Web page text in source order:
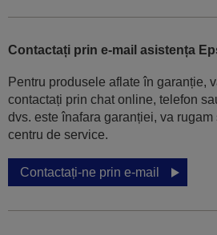
Contactați prin e-mail asistența
Pentru produsele aflate în garanție,
contactați prin chat online, telefon
dvs. este înafara garanției, va
centru de service.
Contactați-ne prin e-mail